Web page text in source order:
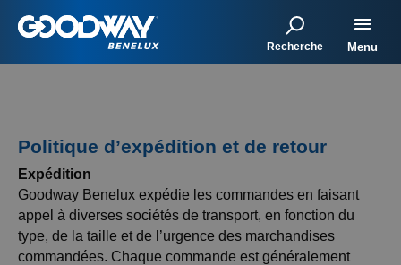
Recherche Menu
Politique d’expédition et de retour
Expédition
Goodway Benelux expédie les commandes en faisant
appel à diverses sociétés de transport, en fonction du
type, de la taille et de l’urgence des marchandises
commandées. Chaque commande est généralement